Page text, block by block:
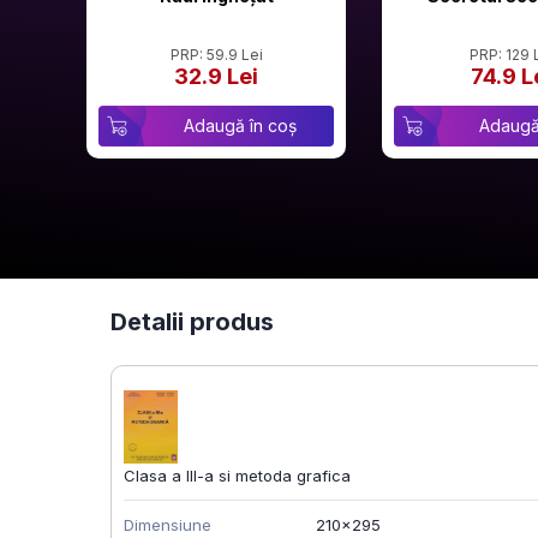
PRP: 59.9 Lei
32.9 Lei
Adaugă în coș
PRP: 129
74.9
Detalii produs
Clasa a III-a si metoda grafica
Dimensiune 210x295